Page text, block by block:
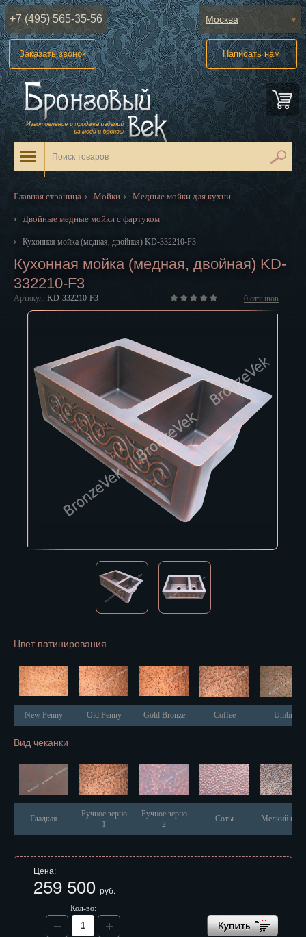
+7 (495) 565-35-56 Москва
Абакан
Анадырь
Архангельск
Астрахань
Брянск
Великий Новгород
Владимир
Волгоград
Вологда
Воронеж
Горно-Алтайск
Екатеринбург
Зеленоград
Иркутск
Йошкар-Ола
Калуга
Кемерово
Красноярск
Заказать звонок Написать нам
Главная страница › Мойки › Медные мойки для кухни
› Двойные медные мойки с фартуком
› Кухонная мойка (медная, двойная) KD-332210-F3
Кухонная мойка (медная, двойная) KD-
332210-F3
Артикул: KD-332210-F3 0 отзывов
Цвет патинирования
New Penny Old Penny Gold Bronze Coffee Umbra
Вид чеканки
Гладкая
Ручное зерно
1
Ручное зерно
2
Соты Мелкий
Цена:
259 500 руб.
Кол-во: